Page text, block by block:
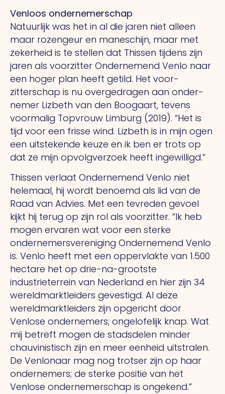
Venloos ondernemerschap
Natuurlijk was het in al die jaren niet alleen
maar rozengeur en maneschijn, maar met
zekerheid is te stellen dat Thissen tijdens zijn
jaren als voorzitter Ondernemend Venlo naar
een hoger plan heeft getild. Het voor­
zitterschap is nu overgedragen aan onder­
nemer Lizbeth van den Boogaart, tevens
voormalig Topvrouw Limburg (2019). “Het is
tijd voor een frisse wind. Lizbeth is in mijn ogen
een uitstekende keuze en ik ben er trots op
dat ze mijn opvolgverzoek heeft ingewilligd.”
Thissen verlaat Ondernemend Venlo niet
helemaal, hij wordt benoemd als lid van de
Raad van Advies. Met een tevreden gevoel
kijkt hij terug op zijn rol als voorzitter. “Ik heb
mogen ervaren wat voor een sterke
ondernemersvereniging Ondernemend Venlo
is. Venlo heeft met een oppervlakte van 1.500
hectare het op drie-na-grootste
industrieterrein van Nederland en hier zijn 34
wereldmarktleiders gevestigd. Al deze
wereldmarktleiders zijn opgericht door
Venlose ondernemers; ongelofelijk knap. Wat
mij betreft mogen de stadsdelen minder
chauvinistisch zijn en meer eenheid uitstralen.
De Venlonaar mag nog trotser zijn op haar
ondernemers; de sterke positie van het
Venlose ondernemerschap is ongekend.”